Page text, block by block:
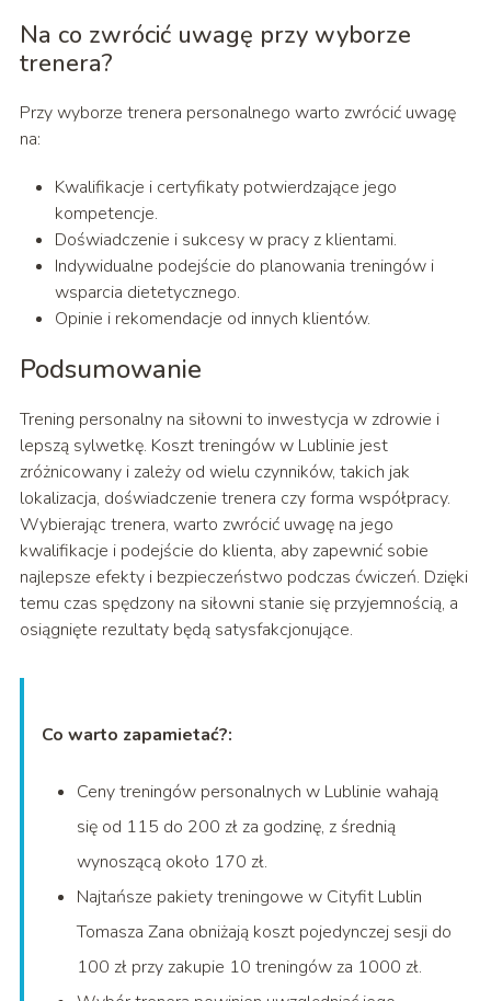
Na co zwrócić uwagę przy wyborze
trenera?
Przy wyborze trenera personalnego warto zwrócić uwagę
na:
Kwalifikacje i certyfikaty potwierdzające jego
kompetencje.
Doświadczenie i sukcesy w pracy z klientami.
Indywidualne podejście do planowania treningów i
wsparcia dietetycznego.
Opinie i rekomendacje od innych klientów.
Podsumowanie
Trening personalny na siłowni to inwestycja w zdrowie i
lepszą sylwetkę. Koszt treningów w Lublinie jest
zróżnicowany i zależy od wielu czynników, takich jak
lokalizacja, doświadczenie trenera czy forma współpracy.
Wybierając trenera, warto zwrócić uwagę na jego
kwalifikacje i podejście do klienta, aby zapewnić sobie
najlepsze efekty i bezpieczeństwo podczas ćwiczeń. Dzięki
temu czas spędzony na siłowni stanie się przyjemnością, a
osiągnięte rezultaty będą satysfakcjonujące.
Co warto zapamietać?:
Ceny treningów personalnych w Lublinie wahają
się od 115 do 200 zł za godzinę, z średnią
wynoszącą około 170 zł.
Najtańsze pakiety treningowe w Cityfit Lublin
Tomasza Zana obniżają koszt pojedynczej sesji do
100 zł przy zakupie 10 treningów za 1000 zł.